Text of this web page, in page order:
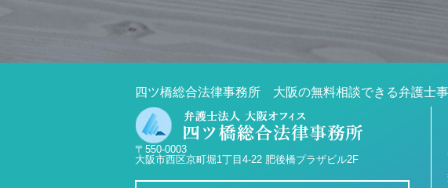
四ツ橋総合法律事務所 大阪の無料相談できる弁護士
〒550-0003
大阪市西区京町堀1丁目4-22 肥後橋プラザビル2F